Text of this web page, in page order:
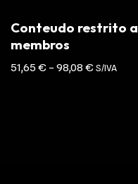
Conteudo restrito a
membros
51,65€ – 98,08 € S/IVA